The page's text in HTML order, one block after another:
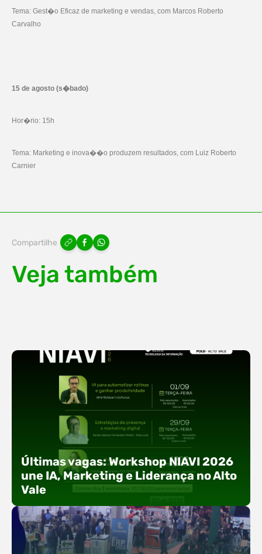
Tema: Gest�o Eficaz de marketing e vendas, com Marcos Roberto
Carvalho
15 de agosto (s�bado)
Hor�rio: 15h
Tema: Marketing e inova��o produzem resultados, com Luiz Roberto
Carnier
Compartilhe
Veja também
Últimas vagas: Workshop NIAVI 2026
une IA, Marketing e Liderança no Alto
Vale